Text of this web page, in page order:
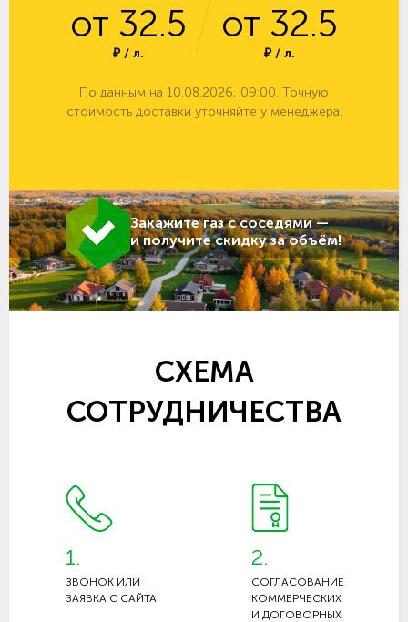
от 32.5
₽ / л.
от 32.5
₽ / л.
По данным на 10.08.2026, 09:00. Точную
стоимость доставки уточняйте у менеджера.
Закажите газ с соседями —
и получите скидку за объём!
СХЕМА
СОТРУДНИЧЕСТВА
1.
ЗВОНОК ИЛИ
ЗАЯВКА С САЙТА
2.
СОГЛАСОВАНИЕ
КОММЕРЧЕСКИХ
И ДОГОВОРНЫХ